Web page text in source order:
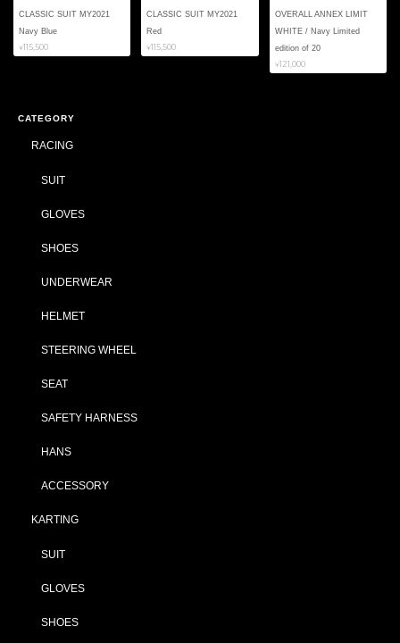
CLASSIC SUIT MY2021
Navy Blue
¥115,500
CLASSIC SUIT MY2021
Red
¥115,500
OVERALL ANNEX LIMIT
WHITE / Navy Limited
edition of 20
¥121,000
CATEGORY
RACING
SUIT
GLOVES
SHOES
UNDERWEAR
HELMET
STEERING WHEEL
SEAT
SAFETY HARNESS
HANS
ACCESSORY
KARTING
SUIT
GLOVES
SHOES